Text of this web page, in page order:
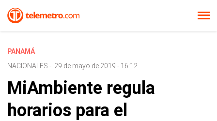
PANAMÁ
NACIONALES - 29 de mayo de 2019 - 16:12
MiAmbiente regula
horarios para el